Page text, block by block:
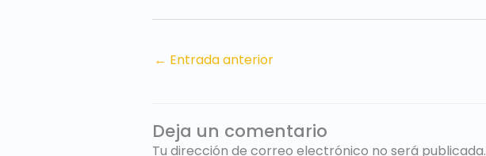
← Entrada anterior
Deja un comentario
Tu dirección de correo electrónico no será publicada.